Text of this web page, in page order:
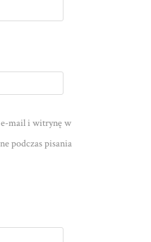
e-mail i witrynę w
podczas pisania